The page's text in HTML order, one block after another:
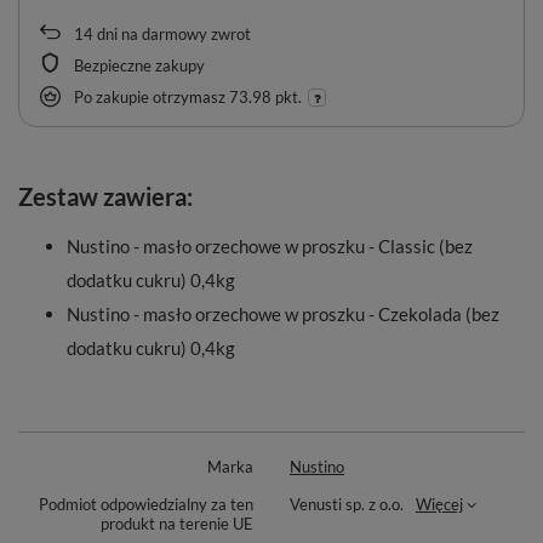
14dni na darmowy zwrot
Bezpieczne zakupy
Po zakupie otrzymasz73.98 pkt.
Zestaw zawiera:
Nustino - masło orzechowe w proszku - Classic (bez
dodatku cukru) 0,4kg
Nustino - masło orzechowe w proszku - Czekolada (bez
dodatku cukru) 0,4kg
Marka
Nustino
Podmiot odpowiedzialny za ten
produkt na terenie UE
Venusti sp. z o.o. Więcej